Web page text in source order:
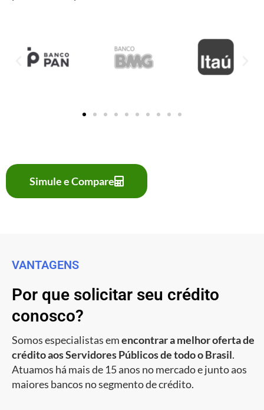
Simule e Compare
VANTAGENS
Por que solicitar seu crédito
conosco?
Somos especialistas emencontrar a melhor oferta de
crédito aos Servidores Públicos de todo o Brasil.
Atuamos há mais de 15 anos no mercado e junto aos
maiores bancos no segmento de crédito.